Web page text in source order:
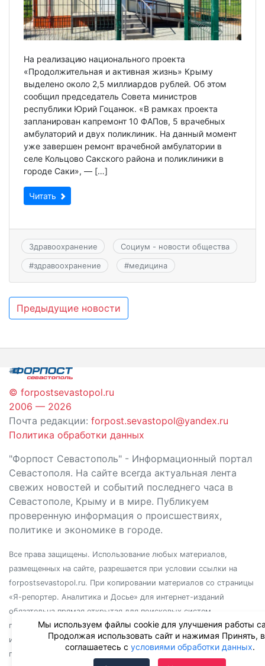
На реализацию национального проекта
«Продолжительная и активная жизнь» Крыму
выделено около 2,5 миллиардов рублей. Об этом
сообщил председатель Совета министров
республики Юрий Гоцанюк. «В рамках проекта
запланирован капремонт 10 ФАПов, 5 врачебных
амбулаторий и двух поликлиник. На данный момент
уже завершен ремонт врачебной амбулатории в
селе Кольцово Сакского района и поликлиники в
городе Саки», — […]
Читать
Здравоохранение Социум - новости общества
#здравоохранение #медицина
Навигация
записям
Предыдущие новости
© forpostsevastopol.ru
2006 — 2026
Почта редакции: forpost.sevastopol@yandex.ru
Политика обработки данных
"Форпост Севастополь" - Информационный портал
Севастополя. На сайте всегда актуальная лента
свежих новостей и событий последнего часа в
Севастополе, Крыму и в мире. Публикуем
проверенную информация о происшествиях,
политике и экономике в городе.
Все права защищены. Использование любых материалов,
размещенных на сайте, разрешается при условии ссылки на
forpostsevastopol.ru. При копировании материалов со страницы
«Я-репортер. Аналитика и Досье» для интернет-изданий
обязательна прямая открытая для поисковых систем
гиперссылка. Независимо от полного или частичного
использования материалов, ссылка должна быть размещена в
подзаголовке или первом абзаце материала.
Мы используем файлы cookie для улучшения работы
Продолжая использовать сайт и нажимая Принять,
соглашаетесь с условиями обработки данных.